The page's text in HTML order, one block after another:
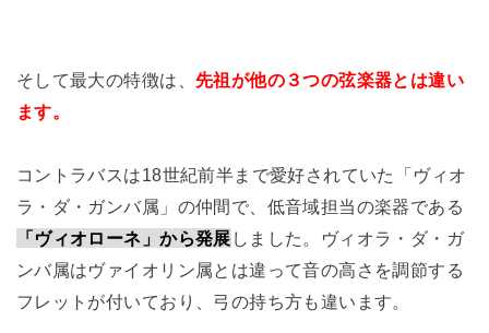
そして最大の特徴は、 先祖が他の３つの弦楽器とは違い
ます。
コントラバスは18世紀前半まで愛好されていた「ヴィオ
ラ・ダ・ガンバ属」の仲間で、低音域担当の楽器である
「ヴィオローネ」から発展 しました。ヴィオラ・ダ・ガ
ンバ属はヴァイオリン属とは違って音の高さを調節する
フレットが付いており、弓の持ち方も違います。